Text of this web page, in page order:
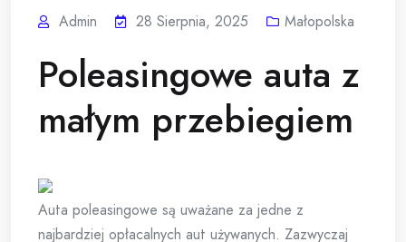
Admin 28 Sierpnia, 2025 Małopolska
Poleasingowe auta z
małym przebiegiem
Auta poleasingowe są uważane za jedne z
najbardziej opłacalnych aut używanych. Zazwyczaj